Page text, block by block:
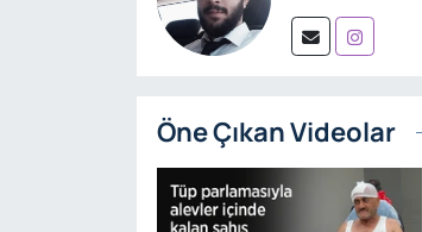
Öne Çıkan Videolar